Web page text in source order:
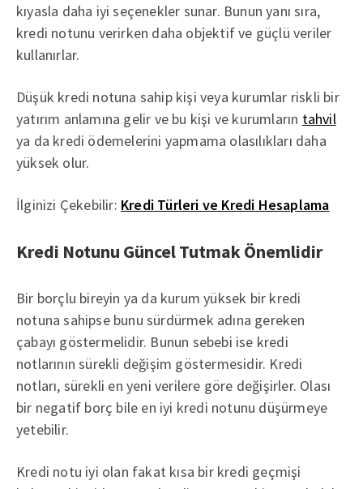
kıyasla daha iyi seçenekler sunar. Bunun yanı sıra,
kredi notunu verirken daha objektif ve güçlü veriler
kullanırlar.
Düşük kredi notuna sahip kişi veya kurumlar riskli bir
yatırım anlamına gelir ve bu kişi ve kurumların tahvil
ya da kredi ödemelerini yapmama olasılıkları daha
yüksek olur.
İlginizi Çekebilir: Kredi Türleri ve Kredi Hesaplama
Kredi Notunu Güncel Tutmak Önemlidir
Bir borçlu bireyin ya da kurum yüksek bir kredi
notuna sahipse bunu sürdürmek adına gereken
çabayı göstermelidir. Bunun sebebi ise kredi
notlarının sürekli değişim göstermesidir. Kredi
notları, sürekli en yeni verilere göre değişirler. Olası
bir negatif borç bile en iyi kredi notunu düşürmeye
yetebilir.
Kredi notu iyi olan fakat kısa bir kredi geçmişi